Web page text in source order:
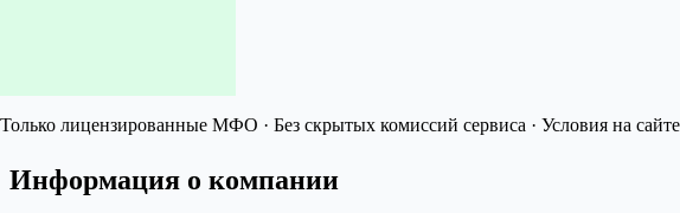
Только лицензированные МФО · Без скрытых комиссий сервиса · Условия на
Информация о компании